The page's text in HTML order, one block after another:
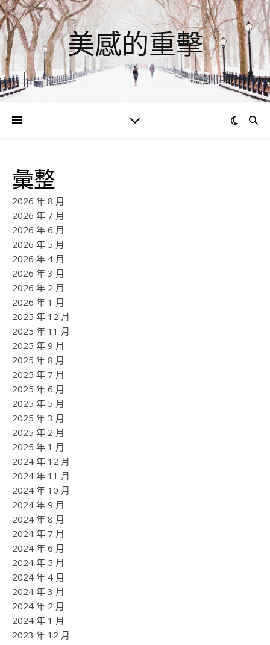
美感的重擊
彙整
2026 年 8 月
2026 年 7 月
2026 年 6 月
2026 年 5 月
2026 年 4 月
2026 年 3 月
2026 年 2 月
2026 年 1 月
2025 年 12 月
2025 年 11 月
2025 年 9 月
2025 年 8 月
2025 年 7 月
2025 年 6 月
2025 年 5 月
2025 年 3 月
2025 年 2 月
2025 年 1 月
2024 年 12 月
2024 年 11 月
2024 年 10 月
2024 年 9 月
2024 年 8 月
2024 年 7 月
2024 年 6 月
2024 年 5 月
2024 年 4 月
2024 年 3 月
2024 年 2 月
2024 年 1 月
2023 年 12 月